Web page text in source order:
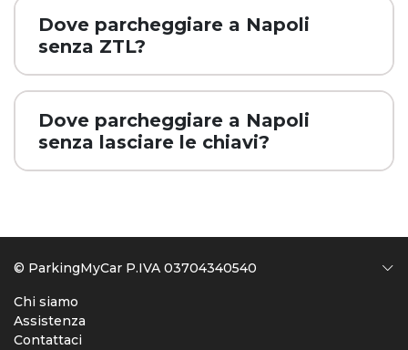
Dove parcheggiare a Napoli
senza ZTL?
Dove parcheggiare a Napoli
senza lasciare le chiavi?
© ParkingMyCar P.IVA 03704340540
Chi siamo
Assistenza
Contattaci